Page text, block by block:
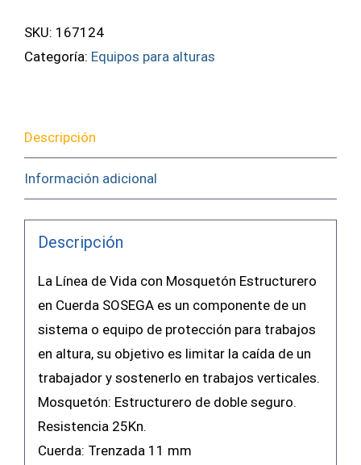
Con
Gancho
cantidad
SKU: 167124
Categoría: Equipos para alturas
Descripción
Información adicional
Descripción
La Línea de Vida con Mosquetón Estructurero
en Cuerda SOSEGA es un componente de un
sistema o equipo de protección para trabajos
en altura, su objetivo es limitar la caída de un
trabajador y sostenerlo en trabajos verticales.
Mosquetón: Estructurero de doble seguro.
Resistencia 25Kn.
Cuerda: Trenzada 11 mm